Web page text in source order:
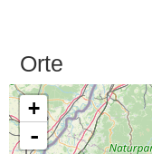
Orte
+
-